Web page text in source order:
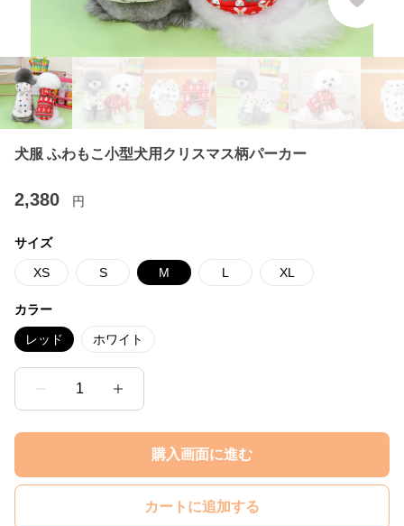
犬服 ふわもこ小型犬用クリスマス柄パーカー
2,380 円
サイズ
XS S M L XL
カラー
レッド ホワイト
1
購入画面に進む
カートに追加する